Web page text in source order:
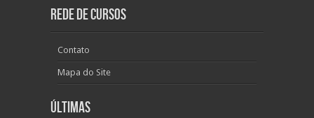
Rede de Cursos
Contato
Mapa do Site
Últimas